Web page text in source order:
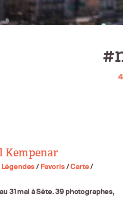
Kempenar
Légendes/ Favoris/Carte/
31 mai à Sète. 39 photographes,